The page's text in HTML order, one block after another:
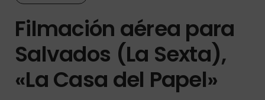
Filmación aérea para
Salvados (La Sexta),
«La Casa del Papel»